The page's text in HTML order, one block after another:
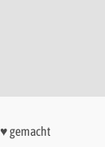
gemacht